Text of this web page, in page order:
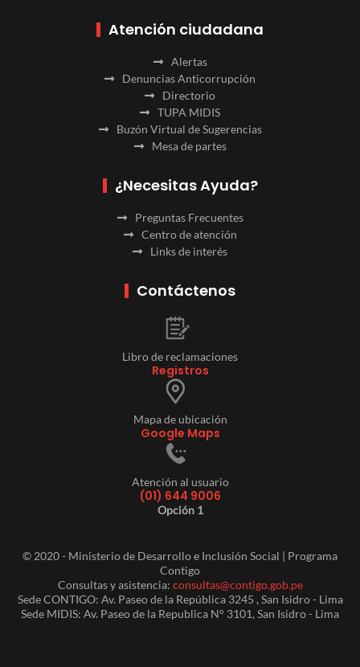
Atención ciudadana
Alertas
Denuncias Anticorrupción
Directorio
TUPA MIDIS
Buzón Virtual de Sugerencias
Mesa de partes
¿Necesitas Ayuda?
Preguntas Frecuentes
Centro de atención
Links de interés
Contáctenos
Libro de reclamaciones
Registros
Mapa de ubicación
Google Maps
Atención al usuario
(01) 644 9006
Opción 1
© 2020 - Ministerio de Desarrollo e Inclusión Social | Programa
Contigo
Consultas y asistencia: consultas@contigo.gob.pe
Sede CONTIGO: Av. Paseo de la República 3245 , San Isidro - Lima
Sede MIDIS: Av. Paseo de la Republica N° 3101, San Isidro - Lima